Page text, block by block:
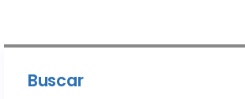
Buscar